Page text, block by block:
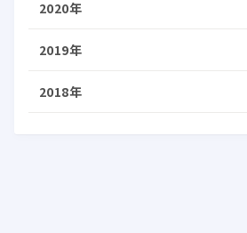
2020年
2019年
2018年